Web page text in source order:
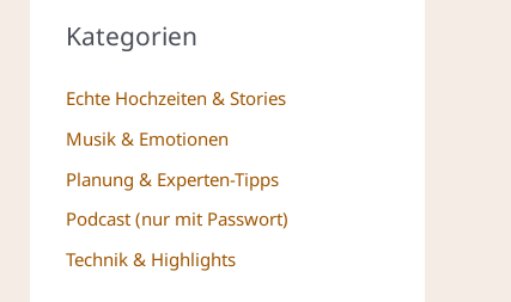
Kategorien
Echte Hochzeiten & Stories
Musik & Emotionen
Planung & Experten-Tipps
Podcast (nur mit Passwort)
Technik & Highlights